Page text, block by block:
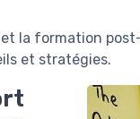
la formation
et stratégies.